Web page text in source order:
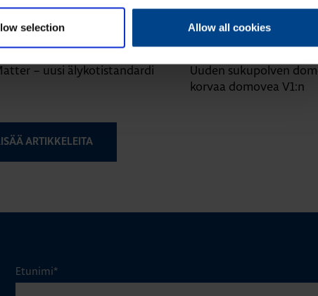
selection Allow all cookies
Lukuaika: 3 min
– uusi älykotistandardi
ASENNUSTARVIKKEET
|
Lukuaika: 3 min
Uuden sukupolven
korvaa domovea V1:n
ARTIKKELEITA
Etunimi*